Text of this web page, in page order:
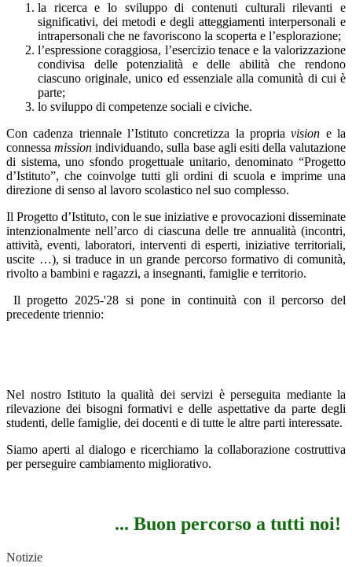
la ricerca e lo sviluppo di contenuti culturali rilevanti e
significativi, dei metodi e degli atteggiamenti interpersonali e
intrapersonali che ne favoriscono la scoperta e l’esplorazione;
l’espressione coraggiosa, l’esercizio tenace e la valorizzazione
condivisa delle potenzialità e delle abilità che rendono
ciascuno originale, unico ed essenziale alla comunità di cui è
parte;
lo sviluppo di competenze sociali e civiche.
Con cadenza triennale l’Istituto concretizza la propriavision e la
connessamission individuando, sulla base agli esiti della valutazione
di sistema, uno sfondo progettuale unitario, denominato “Progetto
d’Istituto”, che coinvolge tutti gli ordini di scuola e imprime una
direzione di senso al lavoro scolastico nel suo complesso.
Il Progetto d’Istituto, con le sue iniziative e provocazioni disseminate
intenzionalmente nell’arco di ciascuna delle tre annualità (incontri,
attività, eventi, laboratori, interventi di esperti, iniziative territoriali,
uscite …), si traduce in un grande percorso formativo di comunità,
rivolto a bambini e ragazzi, a insegnanti, famiglie e territorio.
Il progetto 2025-'28 si pone in continuità con il percorso del
precedente triennio:
Nel nostro Istituto la qualità dei servizi è perseguita mediante la
rilevazione dei bisogni formativi e delle aspettative da parte degli
studenti, delle famiglie, dei docenti e di tutte le altre parti interessate.
Siamo aperti al dialogo e ricerchiamo la collaborazione costruttiva
per perseguire cambiamento migliorativo.
... Buon percorso a tutti noi!
Notizie